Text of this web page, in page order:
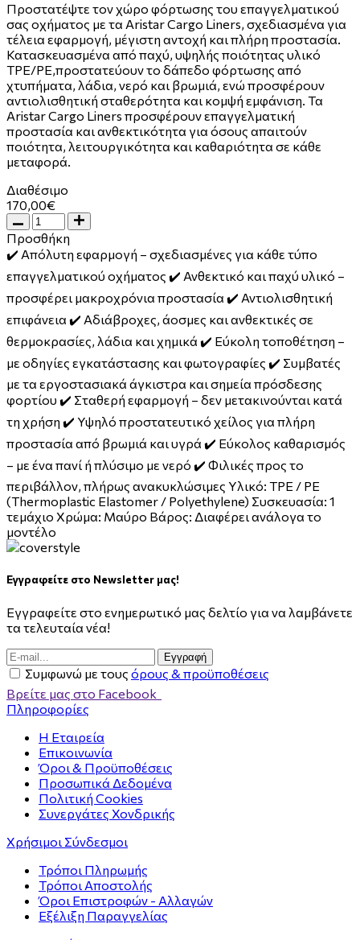
Προστατέψτε τον χώρο φόρτωσης του επαγγελματικού
σας οχήματος με τα Aristar Cargo Liners, σχεδιασμένα για
τέλεια εφαρμογή, μέγιστη αντοχή και πλήρη προστασία.
Κατασκευασμένα από παχύ, υψηλής ποιότητας υλικό
TPE/PE,προστατεύουν το δάπεδο φόρτωσης από
χτυπήματα, λάδια, νερό και βρωμιά, ενώ προσφέρουν
αντιολισθητική σταθερότητα και κομψή εμφάνιση. Τα
Aristar Cargo Liners προσφέρουν επαγγελματική
προστασία και ανθεκτικότητα για όσους απαιτούν
ποιότητα, λειτουργικότητα και καθαριότητα σε κάθε
μεταφορά.
Διαθέσιμο
170,00€
Προσθήκη
✔️ Απόλυτη εφαρμογή – σχεδιασμένες για κάθε τύπο
επαγγελματικού οχήματος ✔️ Ανθεκτικό και παχύ υλικό –
προσφέρει μακροχρόνια προστασία ✔️ Αντιολισθητική
επιφάνεια ✔️ Αδιάβροχες, άοσμες και ανθεκτικές σε
θερμοκρασίες, λάδια και χημικά ✔️ Εύκολη τοποθέτηση –
με οδηγίες εγκατάστασης και φωτογραφίες ✔️ Συμβατές
με τα εργοστασιακά άγκιστρα και σημεία πρόσδεσης
φορτίου ✔️ Σταθερή εφαρμογή – δεν μετακινούνται κατά
τη χρήση ✔️ Υψηλό προστατευτικό χείλος για πλήρη
προστασία από βρωμιά και υγρά ✔️ Εύκολος καθαρισμός
– με ένα πανί ή πλύσιμο με νερό ✔️ Φιλικές προς το
περιβάλλον, πλήρως ανακυκλώσιμες Υλικό: TPE / PE
(Thermoplastic Elastomer / Polyethylene) Συσκευασία: 1
τεμάχιο Χρώμα: Μαύρο Βάρος: Διαφέρει ανάλογα το
μοντέλο
Εγγραφείτε στο Newsletter μας!
Εγγραφείτε στο ενημερωτικό μας δελτίο για να λαμβάνετε
τα τελευταία νέα!
Eγγραφή
Συμφωνώ με τους όρους & προϋποθέσεις
Βρείτε μας στο Facebook
Πληροφορίες
Η Εταιρεία
Επικοινωνία
Όροι & Προϋποθέσεις
Προσωπικά Δεδομένα
Πολιτική Cookies
Συνεργάτες Χονδρικής
Χρήσιμοι Σύνδεσμοι
Τρόποι Πληρωμής
Τρόποι Αποστολής
Όροι Επιστροφών - Αλλαγών
Εξέλιξη Παραγγελίας